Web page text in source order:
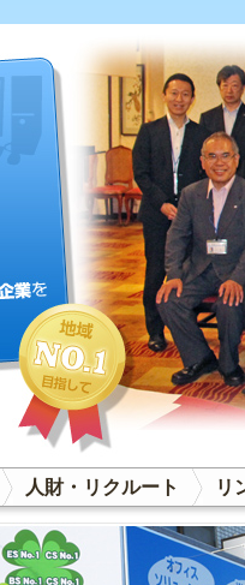
人財・リクルート リ